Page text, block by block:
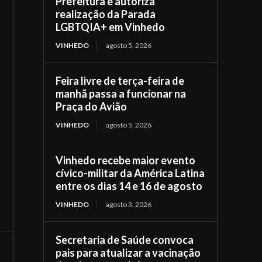
realização da Parada
LGBTQIA+ em Vinhedo
VINHEDO agosto 5, 2026
Feira livre de terça-feira de
manhã passa a funcionar na
Praça do Avião
VINHEDO agosto 5, 2026
Vinhedo recebe maior evento
cívico-militar da América Latina
entre os dias 14 e 16 de agosto
VINHEDO agosto 3, 2026
Secretaria de Saúde convoca
pais para atualizar a vacinação